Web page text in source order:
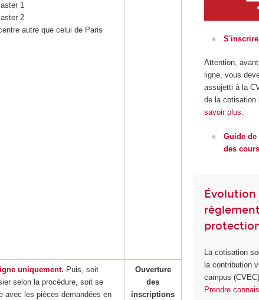
1
2
autre que celui de Paris
uniquement. Puis, soit
selon la procédure, soit se
avec les pièces demandées en
Ouverture
des
inscriptions
Attention,
ligne, vous
assujetti à la
de la
savoir plus.
Guide
des
Évolution
La cotisation
la contribution
campus (CVEC).
Prendre